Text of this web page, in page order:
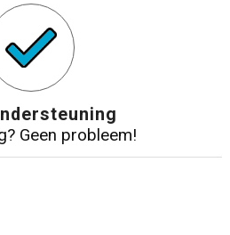
Geen probleem!